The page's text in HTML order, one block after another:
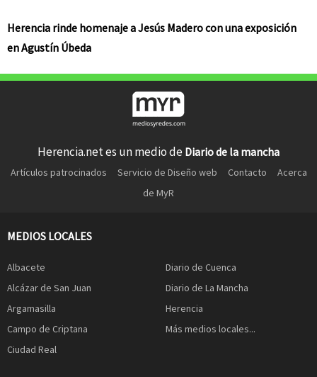
Herencia rinde homenaje a Jesús Madero con una exposición
en Agustín Úbeda
Herencia.net es un medio de Diario de la mancha
Artículos patrocinados Servicio de Diseño web Contacto
Acerca
de MyR
MEDIOS LOCALES
Albacete
Alcázar de San Juan
Argamasilla
Campo de Criptana
Ciudad Real
Diario de Cuenca
Diario de La Mancha
Herencia
Más medios locales...